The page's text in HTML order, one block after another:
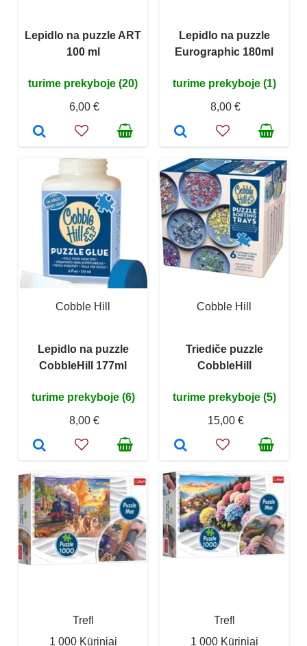
Lepidlo na puzzle ART
100 ml
turime prekyboje (20)
6,00 €
Lepidlo na puzzle
Eurographic 180ml
turime prekyboje (1)
8,00 €
Cobble Hill
Lepidlo na puzzle
CobbleHill 177ml
turime prekyboje (6)
8,00 €
Cobble Hill
Triediče puzzle
CobbleHill
turime prekyboje (5)
15,00 €
Trefl
1 000 Kūriniai
Trefl
1 000 Kūriniai